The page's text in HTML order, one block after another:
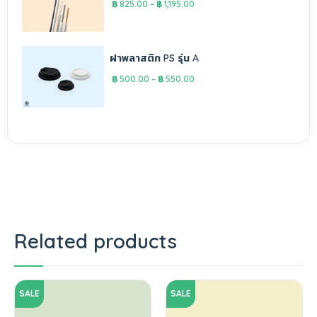
฿ 825.00 – ฿ 1,195.00
ฝาพลาสติก PS รุ่น A
฿ 500.00 – ฿ 550.00
Related products
SALE SALE